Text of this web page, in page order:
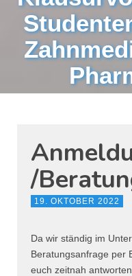
/
19. OKTOBER 2022
Da wir ständig im
Beratungsanfrage per
euch zeitnah